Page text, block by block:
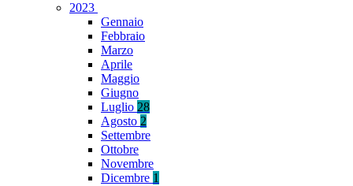
2023
Gennaio
Febbraio
Marzo
Aprile
Maggio
Giugno
Luglio 28
Agosto 2
Settembre
Ottobre
Novembre
Dicembre 1